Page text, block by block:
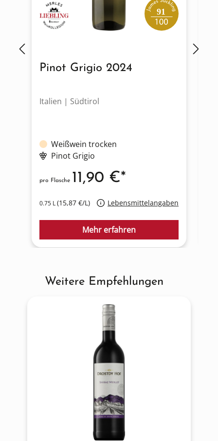
91
Pinot Grigio 2024
Italien | Südtirol
Weißwein trocken
Pinot Grigio
0.75 L(15,87 €/L) Lebensmittelangaben
pro Flasche 11,90 €*
Mehr erfahren
Produktgalerie überspringen
Weitere Empfehlungen